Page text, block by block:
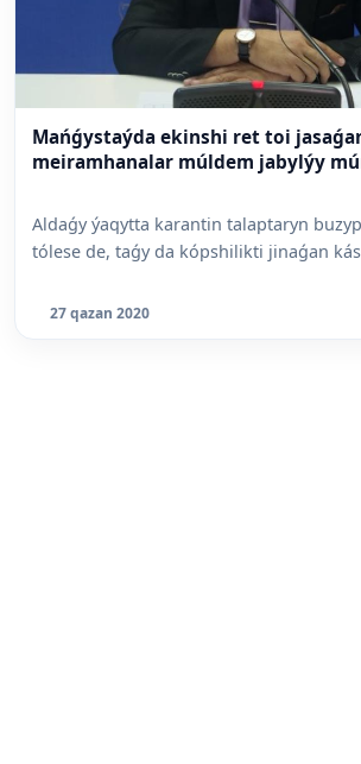
Mańǵystaýda ekinshi ret toi
meiramhanalar múldem jabylýy
Aldaǵy ýaqytta karantin talaptaryn
tólese de, taǵy da kópshilikti jinaǵan
27 qazan 2020